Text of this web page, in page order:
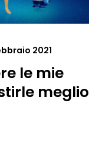
2021
le mie
meglio